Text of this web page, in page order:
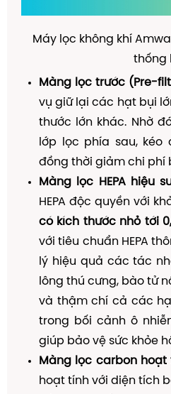
Máy lọc không khí
thống
Màng lọc trước (Pre-
vụ giữ lại các hạt bụi
thước lớn khác. Nhờ
lớp lọc phía sau, kéo
đồng thời giảm chi phí
Màng lọc HEPA hiệu
HEPA độc quyền với
có kích thước nhỏ tới
với tiêu chuẩn HEPA
lý hiệu quả các tác
lông thú cưng, bào tử
và thậm chí cả các
trong bối cảnh ô
giúp bảo vệ sức khỏe
Màng lọc carbon hoạt
hoạt tính với diện tích